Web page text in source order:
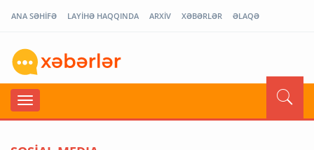
ANA SƏHİFƏ LAYİHƏ HAQQINDA ARXİV XƏBƏRLƏR ƏLAQƏ